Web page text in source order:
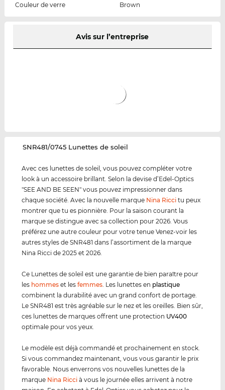
Couleur de verre
Brown
Avis sur l’entreprise
‌SNR481/0745 Lunettes de soleil
Avec ces lunettes de soleil, vous pouvez compléter votre
look à un accessoire brillant. Selon la devise d’Edel-Optics
"SEE AND BE SEEN" vous pouvez impressionner dans
chaque société. Avec la nouvelle marque Nina Ricci tu peux
montrer que tu es pionnière. Pour la saison courant la
marque se distingue avec sa collection pour 2026. Vous
préférez une autre couleur pour votre tenue Venez-voir les
autres styles de SNR481 dans l’assortiment de la marque
Nina Ricci de 2025 et 2026.
Ce Lunettes de soleil est une garantie de bien paraître pour
les hommes et lesfemmes . Les lunettes en plastique
combinent la durabilité avec un grand confort de portage.
Le SNR481 est très agréable sur le nez et les oreilles. Bien sûr,
ces lunettes de marques offrent une protection UV400
optimale pour vos yeux.
Le modèle est déjà commandé et prochainement en stock.
Si vous commandez maintenant, vous vous garantir le prix
favorable. Nous enverrons vos nouvelles lunettes de la
marque Nina Ricci à vous le journée elles arrivent à notre